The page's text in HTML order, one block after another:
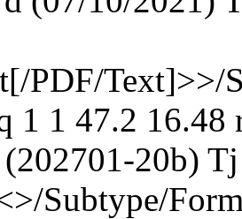
PDF/Text]>>/
1 1 47.2 16.48
20b)
Subtype/